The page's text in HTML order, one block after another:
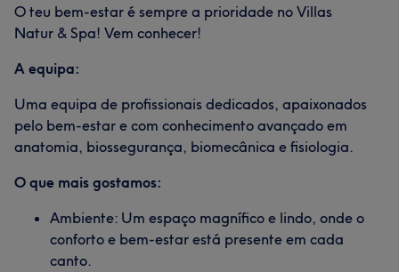
O teu bem-estar é sempre a prioridade no Villas
Natur & Spa! Vem conhecer!
A equipa:
Uma equipa de profissionais dedicados, apaixonados
pelo bem-estar e com conhecimento avançado em
anatomia, biossegurança, biomecânica e fisiologia.
O que mais gostamos:
Ambiente: Um espaço magnífico e lindo, onde o
conforto e bem-estar está presente em cada
canto.